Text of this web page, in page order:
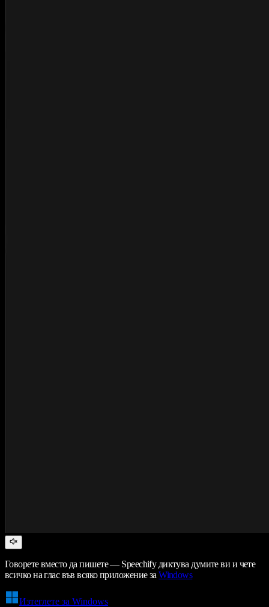
Говорете вместо да пишете — Speechify диктува думите ви и чете
всичко на глас във всяко приложение заWindows
Изтеглете за Windows